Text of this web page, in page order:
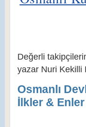
Değerli
yazar Nuri Kekilli
Osmanlı
İlkler &